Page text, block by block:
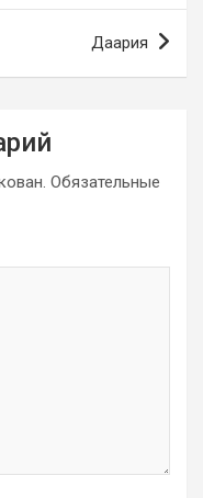
Даария
Обязательные